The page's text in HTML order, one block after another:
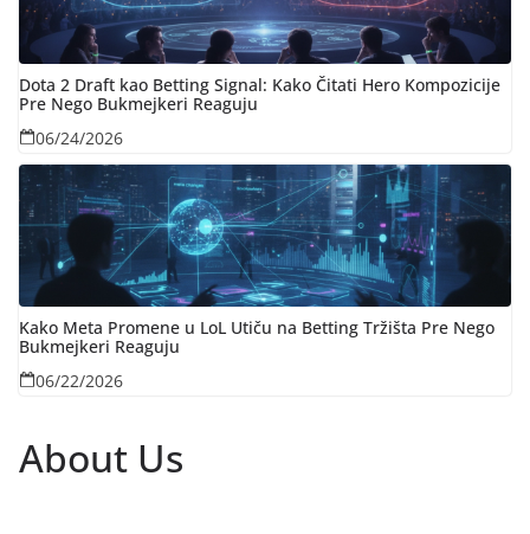
Dota 2 Draft kao Betting Signal: Kako Čitati Hero Kompozicije
Pre Nego Bukmejkeri Reaguju
06/24/2026
Kako Meta Promene u LoL Utiču na Betting Tržišta Pre Nego
Bukmejkeri Reaguju
06/22/2026
About Us